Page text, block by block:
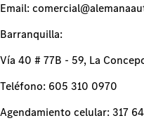
Email:
Barranquilla:
Vía 40 # 77B - 59, La
Teléfono: 605 310 0970
Agendamiento celular: 317